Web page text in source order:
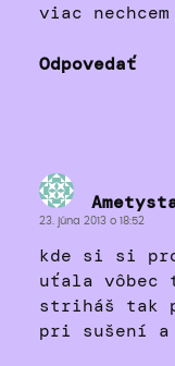
viac
Odpovedať
23. júna 2013 o 18:52
kde si si
uťala vôbec
striháš tak
pri sušení a